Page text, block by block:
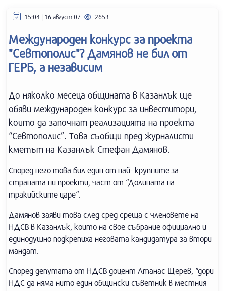
15:04 | 16 август 07 2653
Международен конкурс за проекта
"Севтополис"? Дамянов не бил от
ГЕРБ, а независим
До няколко месеца общината в Казанлък ще
обяви международен конкурс за инвеститори,
които да започнат реализацията на проекта
“Севтополис”. Това съобщи пред журналисти
кметът на Казанлък Стефан Дамянов.
Според него това бил един от най- крупните за
страната ни проекти, част от “Долината на
тракийските царе“.
Дамянов заяви това след сред среща с членовете на
НДСВ в Казанлък, които на свое събрание официално и
единодушно подкрепиха неговата кандидатура за втори
мандат.
Според депутата от НДСВ доцент Атанас Щерев, “дори
НДС да няма нито един общински съветник в местния